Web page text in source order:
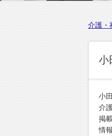
介護・
小
小
介
掲
情